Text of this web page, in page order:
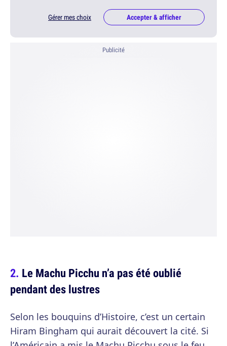
Gérer mes choix Accepter & afficher
Publicité
Le Machu Picchu n’a pas été oublié
pendant des lustres
Selon les bouquins d’Histoire, c’est un certain
Hiram Bingham qui aurait découvert la cité. Si